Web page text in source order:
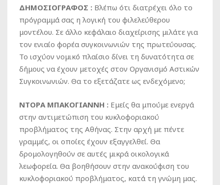
ΔΗΜΟΣΙΟΓΡΑΦΟΣ : Βλέπω ότι διατρέχει όλο το
πρόγραμμά σας η λογική του φιλελεύθερου
μοντέλου. Σε άλλο κεφάλαιο διαχείρισης μιλάτε για
τον ενιαίο φορέα συγκοινωνιών της πρωτεύουσας.
Το ισχύον νομικό πλαίσιο δίνει τη δυνατότητα σε
δήμους να έχουν μετοχές στον Οργανισμό Αστικών
Συγκοινωνιών. Θα το εξετάζατε ως ενδεχόμενο;
ΝΤΟΡΑ ΜΠΑΚΟΓΙΑΝΝΗ : Εμείς θα μπούμε ενεργά
στην αντιμετώπιση του κυκλοφοριακού
προβλήματος της Αθήνας. Στην αρχή με πέντε
γραμμές, οι οποίες έχουν εξαγγελθεί. Θα
δρομολογηθούν σε αυτές μικρά οικολογικά
λεωφορεία. Θα βοηθήσουν στην ανακούφιση του
κυκλοφοριακού προβλήματος, κατά τη γνώμη μας.